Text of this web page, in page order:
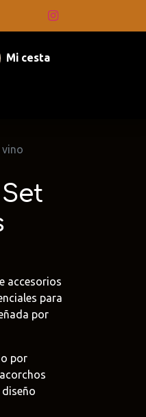
Mi cesta
vino
accesorios
para
por
por